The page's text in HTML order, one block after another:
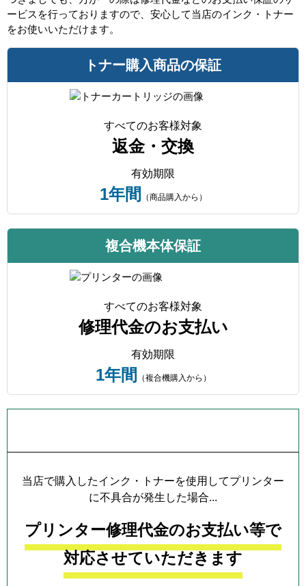
ービスを行っておりますので、安心して当店のインク・トナー
をお使いいただけます。
トナー購入商品の保証
すべてのお客様対象
返金・交換
有効期限
1年間 （商品購入から）
複合機本体保証
すべてのお客様対象
修理代金のお支払い
有効期限
1年間 （複合機購入から）
当店で購入したインク・トナーを使用してプリンター
に不具合が発生した場合...
プリンター修理代金のお支払い等で
対応させていただきます